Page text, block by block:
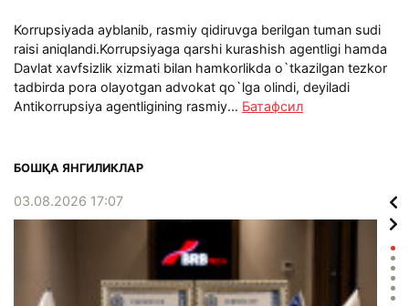
Korrupsiyada ayblanib, rasmiy qidiruvga berilgan tuman sudi
raisi aniqlandi.Korrupsiyaga qarshi kurashish agentligi hamda
Davlat xavfsizlik xizmati bilan hamkorlikda o`tkazilgan tezkor
tadbirda pora olayotgan advokat qo`lga olindi, deyiladi
Antikorrupsiya agentligining rasmiy... Батафсил
БОШҚА ЯНГИЛИКЛАР
03.08.2026 17:07